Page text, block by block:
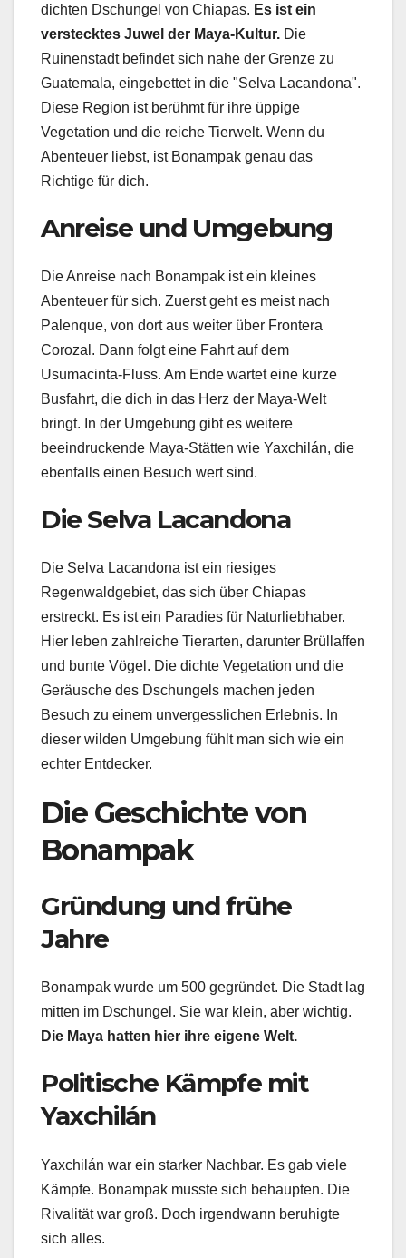
dichten Dschungel von Chiapas. Es ist ein
verstecktes Juwel der Maya-Kultur. Die
Ruinenstadt befindet sich nahe der Grenze zu
Guatemala, eingebettet in die "Selva Lacandona".
Diese Region ist berühmt für ihre üppige
Vegetation und die reiche Tierwelt. Wenn du
Abenteuer liebst, ist Bonampak genau das
Richtige für dich.
Anreise und Umgebung
Die Anreise nach Bonampak ist ein kleines
Abenteuer für sich. Zuerst geht es meist nach
Palenque, von dort aus weiter über Frontera
Corozal. Dann folgt eine Fahrt auf dem
Usumacinta-Fluss. Am Ende wartet eine kurze
Busfahrt, die dich in das Herz der Maya-Welt
bringt. In der Umgebung gibt es weitere
beeindruckende Maya-Stätten wie Yaxchilán, die
ebenfalls einen Besuch wert sind.
Die Selva Lacandona
Die Selva Lacandona ist ein riesiges
Regenwaldgebiet, das sich über Chiapas
erstreckt. Es ist ein Paradies für Naturliebhaber.
Hier leben zahlreiche Tierarten, darunter Brüllaffen
und bunte Vögel. Die dichte Vegetation und die
Geräusche des Dschungels machen jeden
Besuch zu einem unvergesslichen Erlebnis. In
dieser wilden Umgebung fühlt man sich wie ein
echter Entdecker.
Die Geschichte von
Bonampak
Gründung und frühe
Jahre
Bonampak wurde um 500 gegründet. Die Stadt lag
mitten im Dschungel. Sie war klein, aber wichtig.
Die Maya hatten hier ihre eigene Welt.
Politische Kämpfe mit
Yaxchilán
Yaxchilán war ein starker Nachbar. Es gab viele
Kämpfe. Bonampak musste sich behaupten. Die
Rivalität war groß. Doch irgendwann beruhigte
sich alles.